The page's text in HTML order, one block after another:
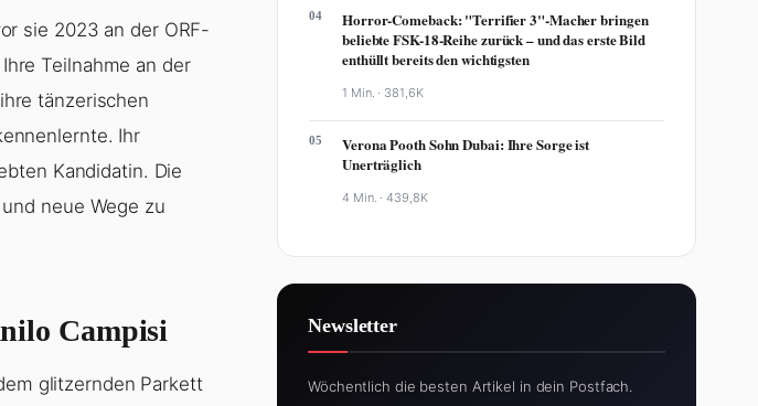
sie 2023 an der ORF-
Teilnahme an der
tänzerischen
Ihr
Kandidatin. Die
neue Wege zu
Campisi
glitzernden Parkett
04
Horror-Comeback: "Terrifier 3"-Macher bringen
beliebte FSK-18-Reihe zurück – und das erste Bild
enthüllt bereits den wichtigsten
1 Min. · 381,6K
05
Verona Pooth Sohn Dubai: Ihre Sorge ist
Unerträglich
4 Min. ·439,8K
Newsletter
Wöchentlich die besten Artikel in dein Postfach.